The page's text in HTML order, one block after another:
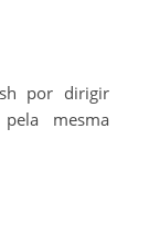
por dirigir
mesma